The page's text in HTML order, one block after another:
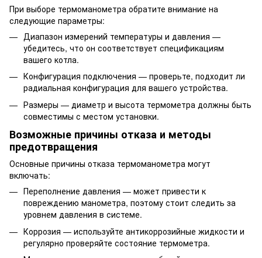
При выборе термоманометра обратите внимание на
следующие параметры:
Диапазон измерений температуры и давления —
убедитесь, что он соответствует спецификациям
вашего котла.
Конфигурация подключения — проверьте, подходит ли
радиальная конфигурация для вашего устройства.
Размеры — диаметр и высота термометра должны быть
совместимы с местом установки.
Возможные причины отказа и методы
предотвращения
Основные причины отказа термоманометра могут
включать:
Переполнение давления — может привести к
повреждению манометра, поэтому стоит следить за
уровнем давления в системе.
Коррозия — используйте антикоррозийные жидкости и
регулярно проверяйте состояние термометра.